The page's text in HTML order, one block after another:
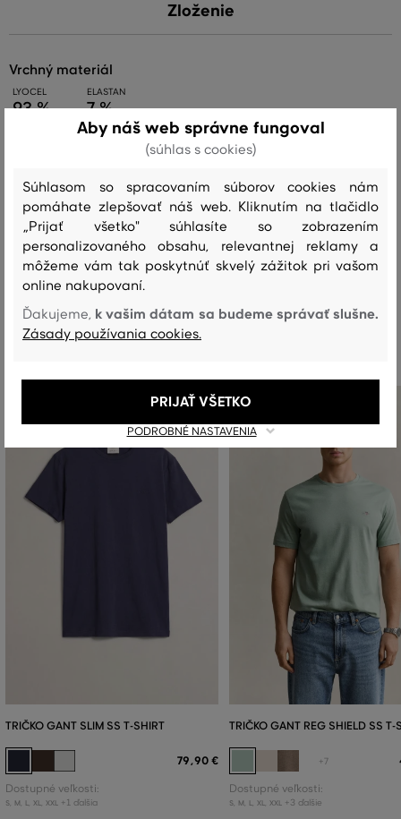
Zloženie
vrchný materiál
LYOCEL
93 %
ELASTAN
7 %
Starostlivosť
PRANIE BIELENIE SUŠENIE ŽEHLENIE ČISTENIE
Odporúčané produkty
TRIČKO GANT SLIM SS T-SHIRT
79,90 €
Dostupné veľkosti:
S M L XL XXL +1 ďalšia
TRIČKO GANT REG SHIELD SS T-
+7
Dostupné veľkosti:
S M L XL XXL +3 ďalšie
Aby náš web správne fungoval
(súhlas s cookies)
Súhlasom so spracovaním súborov cookies nám
pomáhate zlepšovať náš web. Kliknutím na tlačidlo
„Prijať všetko" súhlasíte so zobrazením
personalizovaného obsahu, relevantnej reklamy a
môžeme vám tak poskytnúť skvelý zážitok pri vašom
online nakupovaní.
Ďakujeme, k vašim dátam sa budeme správať slušne.
Zásady používania cookies.
PODROBNÉ NASTAVENIA
PRIJAŤ VŠETKO